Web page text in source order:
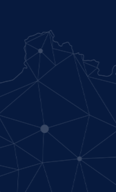
Japanese
Khmer
Malay
Marathi
Nepali